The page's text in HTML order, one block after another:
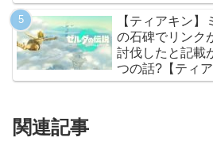
【ティアキン
の石碑でリンク
討伐したと記載
つの話?【ティ
ム】
関連記事